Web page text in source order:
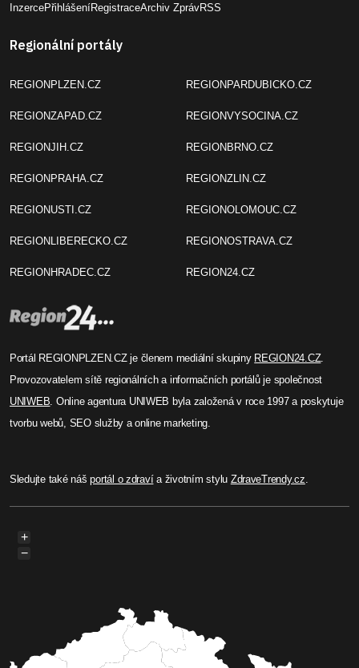
InzercePřihlášeníRegistraceArchiv ZprávRSS
Regionální portály
REGIONPLZEN.CZ
REGIONZAPAD.CZ
REGIONJIH.CZ
REGIONPRAHA.CZ
REGIONUSTI.CZ
REGIONLIBERECKO.CZ
REGIONHRADEC.CZ
REGIONPARDUBICKO.CZ
REGIONVYSOCINA.CZ
REGIONBRNO.CZ
REGIONZLIN.CZ
REGIONOLOMOUC.CZ
REGIONOSTRAVA.CZ
REGION24.CZ
Portál REGIONPLZEN.CZ je členem mediální skupiny REGION24.CZ.
Provozovatelem sítě regionálních a informačních portálů je společnost
UNIWEB . Online agentura UNIWEB byla založená v roce 1997 a poskytuje
tvorbu webů, SEO služby a online marketing.
Sledujte také nášportál o zdravía životním stylu ZdraveTrendy.cz
+
−